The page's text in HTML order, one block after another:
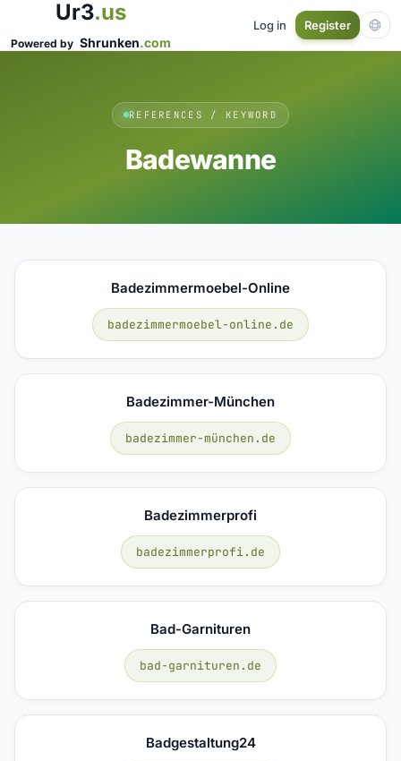
Ur3.us
Powered by Shrunken.com
Log in Register
REFERENCES / KEYWORD
Badewanne
Badezimmermoebel-Online
badezimmermoebel-online.de
Badezimmer-München
badezimmer-münchen.de
Badezimmerprofi
badezimmerprofi.de
Bad-Garnituren
bad-garnituren.de
Badgestaltung24